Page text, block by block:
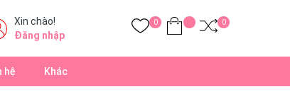
Xin chào!
Đăng nhập
0 0
hệ Khác